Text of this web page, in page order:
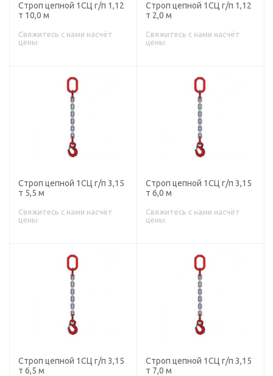
Строп цепной 1СЦ г/п 1,12
т 10,0 м
Свяжитесь с нами насчёт
цены
Строп цепной 1СЦ г/п 1,12
т 2,0 м
Свяжитесь с нами насчёт
цены
Строп цепной 1СЦ г/п 3,15
т 5,5 м
Свяжитесь с нами насчёт
цены
Строп цепной 1СЦ г/п 3,15
т 6,0 м
Свяжитесь с нами насчёт
цены
Строп цепной 1СЦ г/п 3,15
т 6,5 м
Строп цепной 1СЦ г/п 3,15
т 7,0 м